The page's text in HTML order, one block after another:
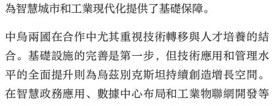
為智慧城市和工業現代化提供了基礎保障。
中烏兩國在合作中尤其重視技術轉移與人才培養的結
合。基礎設施的完善是第一步，但技術應用和管理水
平的全面提升則為烏茲別克斯坦持續創造增長空間。
在智慧政務應用、數據中心布局和工業物聯網開發等